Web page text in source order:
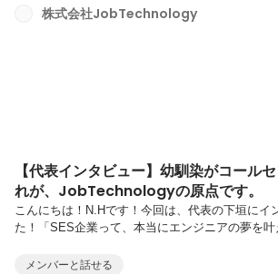
師、情シスと、いくつかの職種を経験してきま
社を決めた理由やきっかけを教えてください。も
株式会社JobTechnology
【代表インタビュー】幼馴染がコール
れが、JobTechnologyの原点です。
こんにちは！N.Hです！今回は、代表の下垣にイ
た！「SES企業って、本当にエンジニアの夢を叶
んな疑問を持つ方に、ぜひ読んでいただきたい内
メンバーと話せる